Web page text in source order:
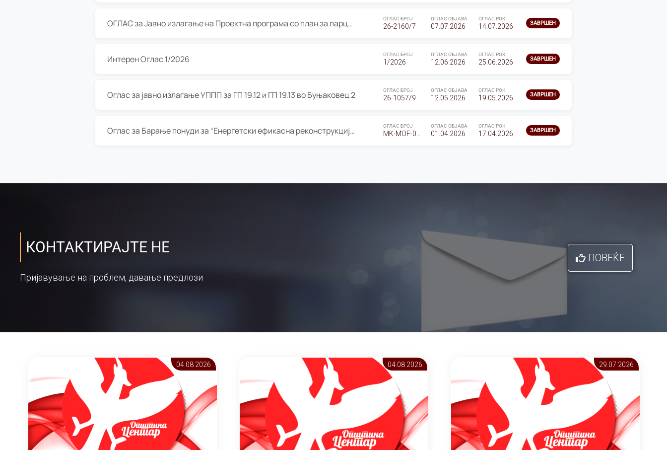
ОГЛАС за Јавно излагање на Проектна програма со план за парцелација за Урбанистички проект со план за парцелација за спојување на ГП 20.12 и ГП 20.37 од Изменување и дополнување на Детален урбанистички план Буњаковец 2, Општина Центар – Скопје ОГЛАС БРОЈ
26-2160/7
ОГЛАС ОБЈАВА
07.07.2026
ОГЛАС РОК
14.07.2026 ЗАВРШЕН
Интерен Оглас 1/2026 ОГЛАС БРОЈ
1/2026
ОГЛАС ОБЈАВА
12.06.2026
ОГЛАС РОК
25.06.2026 ЗАВРШЕН
Оглас за јавно излагање УППП за ГП 19.12 и ГП 19.13 во Буњаковец 2 ОГЛАС БРОЈ
26-1057/9
ОГЛАС ОБЈАВА
12.05.2026
ОГЛАС РОК
19.05.2026 ЗАВРШЕН
Оглас за Барање понуди за “Енергетски ефикасна реконструкција на објектот ООУ „Св. Кирил и Методиј" ОГЛАС БРОЈ ОГЛАС ОБЈАВА
01.04.2026
ОГЛАС РОК
17.04.2026 ЗАВРШЕН
КОНТАКТИРАЈТЕ НЕ
Пријавување на проблем, давање предлози
ПОВЕЌЕ
04.08 2026 04.08 2026 29.07 2026